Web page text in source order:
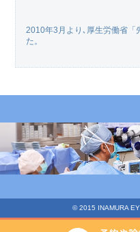
2010年3月より､厚生労働省「
た。
© 2015 INAMURA